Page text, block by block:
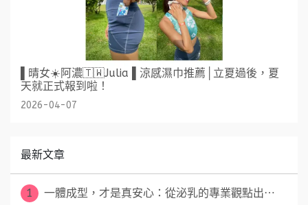
▌晴女☀️阿濃🇹🇼Julia ▌涼感濕巾推薦│立夏過後，夏
天就正式報到啦！
2026-04-07
最新文章
1 一體成型，才是真安心：從泌乳的專業觀點出⋯